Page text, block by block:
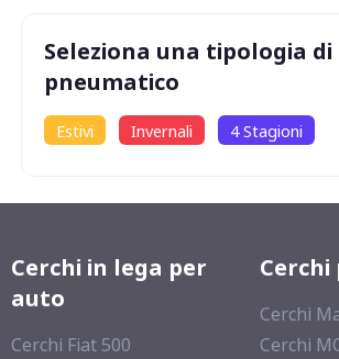
Seleziona una tipologia di
pneumatico
Estivi Invernali 4 Stagioni
Cerchi in lega per
auto
Cerchi Fiat 500
Cerchi
Cerchi